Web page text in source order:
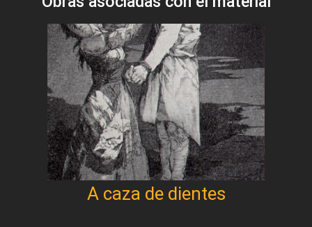
A caza de dientes